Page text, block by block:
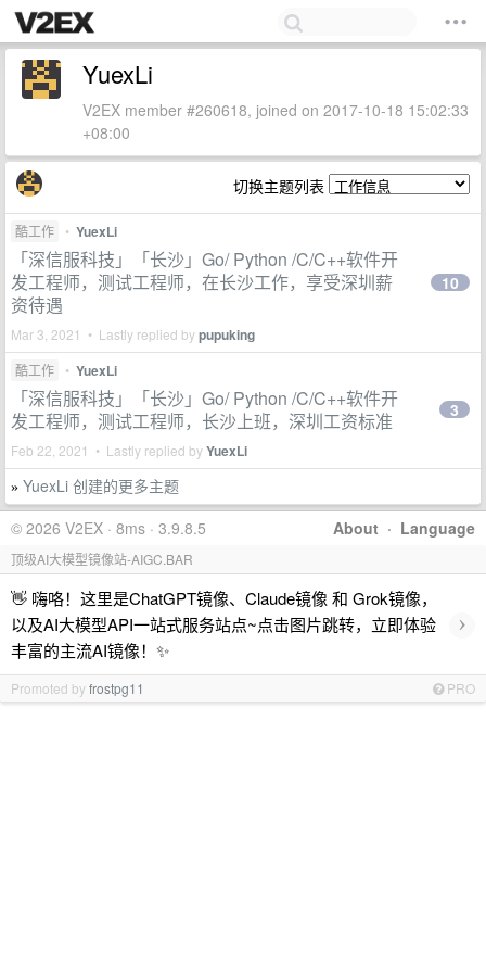
YuexLi
V2EX member #260618, joined on 2017-10-18 15:02:33
+08:00
切换主题列表
酷工作 • YuexLi
「深信服科技」「长沙」Go/ Python /C/C++软件开
发工程师，测试工程师，在长沙工作，享受深圳薪
资待遇
Mar 3, 2021 • Lastly replied bypupuking
10
酷工作 • YuexLi
「深信服科技」「长沙」Go/ Python /C/C++软件开
发工程师，测试工程师，长沙上班，深圳工资标准
Feb 22, 2021 • Lastly replied byYuexLi
3
» YuexLi 创建的更多主题
About · Language
© 2026 V2EX · 8ms · 3.9.8.5
顶级AI大模型镜像站-AIGC.BAR
👋 嗨咯！这里是ChatGPT镜像、Claude镜像 和 Grok镜像，
以及AI大模型API一站式服务站点~点击图片跳转，立即体验
丰富的主流AI镜像！✨
›
Promoted byfrostpg11 PRO